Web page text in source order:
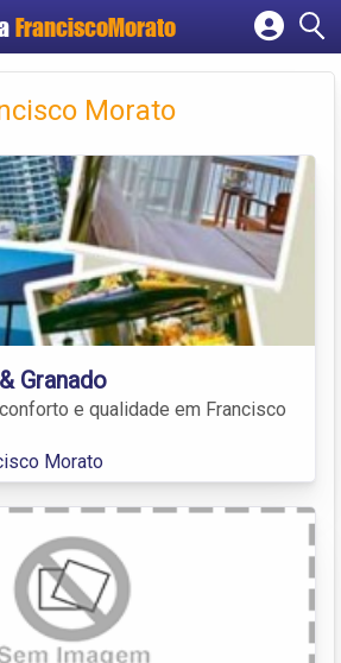
FranciscoMorato
Cadastrar empresa
Criar conta
Morato
Granado
e qualidade em Francisco
Morato